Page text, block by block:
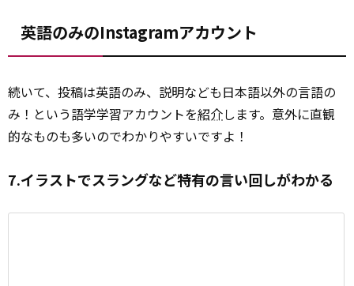
英語のみのInstagramアカウント
続いて、投稿は英語のみ、説明なども日本語以外の言語の
み！という語学学習アカウントを紹介します。意外に直観
的なものも多いのでわかりやすいですよ！
7.イラストでスラングなど特有の言い回しがわかる